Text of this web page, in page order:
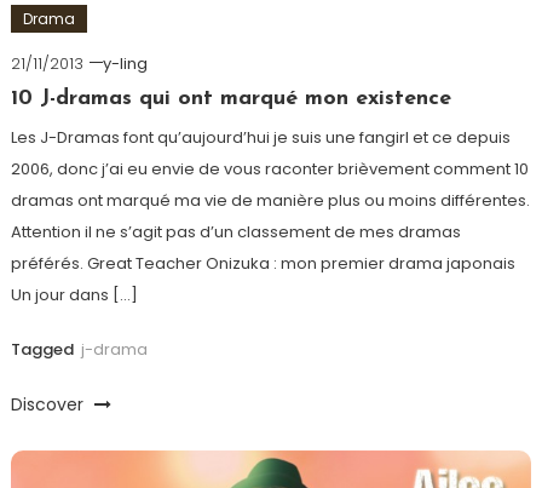
Drama
21/11/2013
y-ling
10 J-dramas qui ont marqué mon existence
Les J-Dramas font qu’aujourd’hui je suis une fangirl et ce depuis
2006, donc j’ai eu envie de vous raconter brièvement comment 10
dramas ont marqué ma vie de manière plus ou moins différentes.
Attention il ne s’agit pas d’un classement de mes dramas
préférés. Great Teacher Onizuka : mon premier drama japonais
Un jour dans […]
Tagged j-drama
Discover